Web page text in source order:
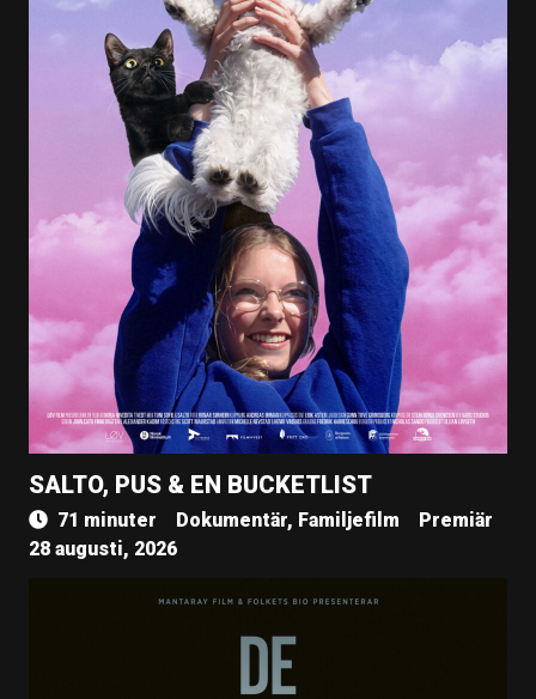
SALTO, PUS & EN BUCKETLIST
71 minuter Dokumentär, Familjefilm
Premiär
28 augusti, 2026